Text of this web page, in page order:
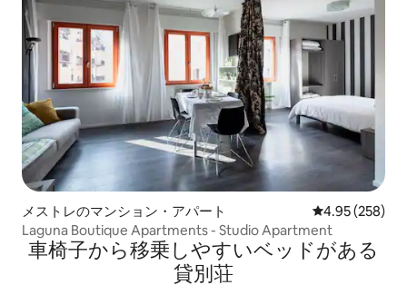
メストレのマンション・アパート レビュー258
4.95 (258)
Laguna Boutique Apartments - Studio Apartment
車椅子から移乗しやすいベッドがある
貸別荘